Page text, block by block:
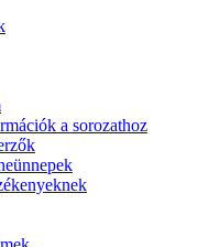
a sorozathoz